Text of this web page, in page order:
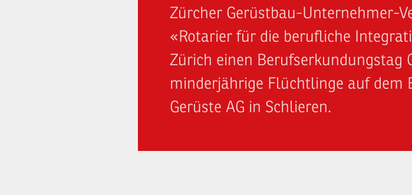
Zürcher Gerüstbau-Unternehmer-
«Rotarier für die berufliche
Zürich einen Berufserkundungstag
minderjährige Flüchtlinge auf dem
Gerüste AG in Schlieren.